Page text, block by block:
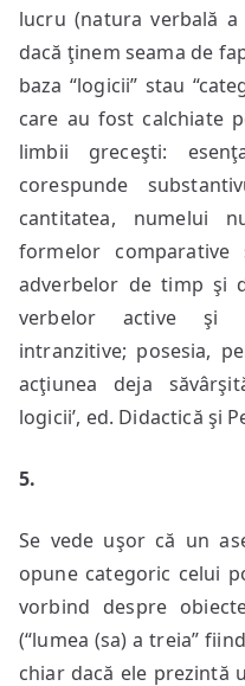
lucru (natura verbală
dacă ţinem seama de
baza “logicii” stau
care au fost calchiate
limbii greceşti:
corespunde
cantitatea, numelui
formelor
adverbelor de timp şi
verbelor active şi
intranzitive; posesia,
acţiunea deja
logicii’, ed. Didactică şi
5.
Se vede uşor că un
opune categoric celui
vorbind despre
(“lumea (sa) a treia”
chiar dacă ele prezintă